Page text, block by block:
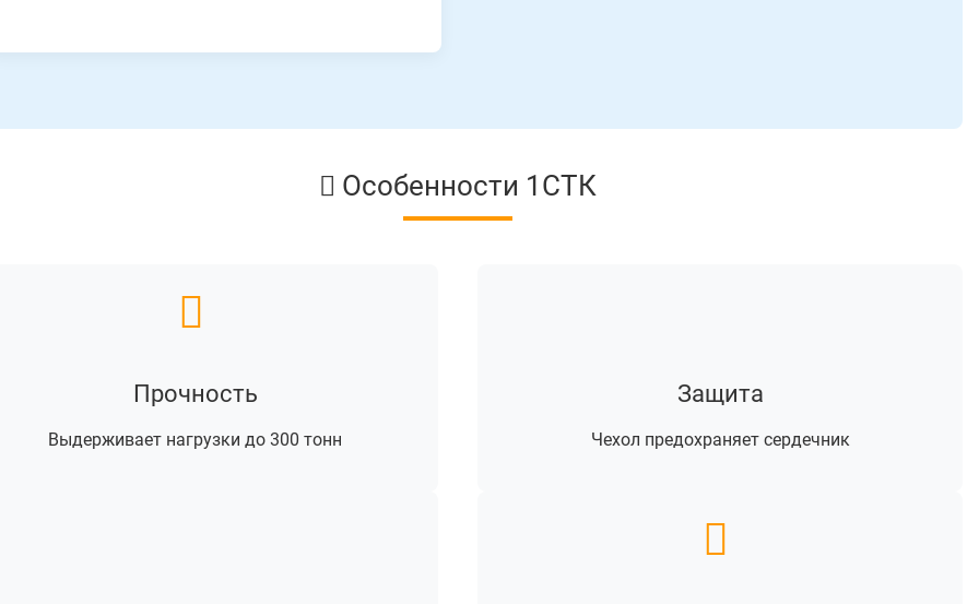
Особенности 1СТК
Прочность
Выдерживает нагрузки до 300 тонн
Защита
Чехол предохраняет сердечник